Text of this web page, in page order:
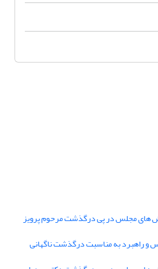
های مجلس در پی درگذشت مرحوم پرویز
و راهبرد به مناسبت درگذشت ناگهانی